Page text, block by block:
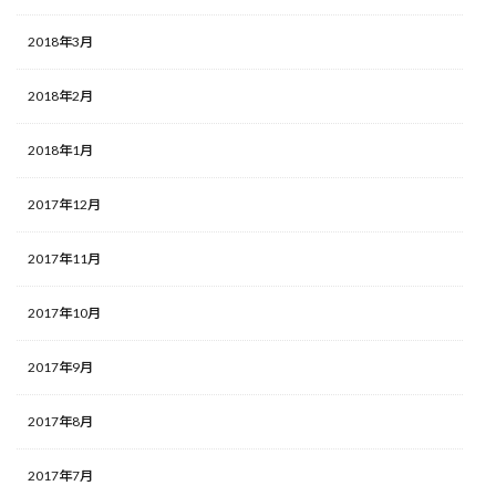
2018年3月
2018年2月
2018年1月
2017年12月
2017年11月
2017年10月
2017年9月
2017年8月
2017年7月